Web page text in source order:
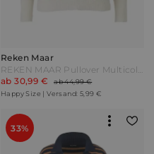
Reken Maar
REKEN MAAR Pullover Multicolor Bunt
ab 30,99 €
ab 44,99 €
Happy Size | Versand: 5,99 €
33%